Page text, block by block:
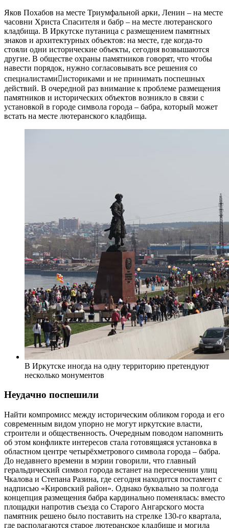
Яков Похабов на месте Триумфальной арки, Ленин – на месте
часовни Христа Спасителя и бабр – на месте лютеранского
кладбища. В Иркутске путаница с размещением памятных
знаков и архитектурных объектов: на месте, где когда-то
стояли одни исторические объекты, сегодня возвышаются
другие. В обществе охраны памятников говорят, что чтобы
навести порядок, нужно согласовывать все решения со
специалистамиисториками и не принимать поспешных
действий. В очередной раз внимание к проблеме размещения
памятников и исторических объектов возникло в связи с
установкой в городе символа города – бабра, который может
встать на месте лютеранского кладбища.
В Иркутске иногда на одну территорию претендуют
несколько монументов
Неудачно поспешили
Найти компромисс между историческим обликом города и его
современным видом упорно не могут иркутские власти,
строители и общественность. Очередным поводом напомнить
об этом конфликте интересов стала готовящаяся установка в
областном центре четырёхметрового символа города – бабра.
До недавнего времени в мэрии говорили, что главный
геральдический символ города встанет на пересечении улиц
Чкалова и Степана Разина, где сегодня находится постамент с
надписью «Кировский район». Однако буквально за полгода
концепция размещения бабра кардинально поменялась: вместо
площадки напротив съезда со Старого Ангарского моста
памятник решено было поставить на стрелке 130-го квартала,
где располагаются старое лютеранское кладбище и могила